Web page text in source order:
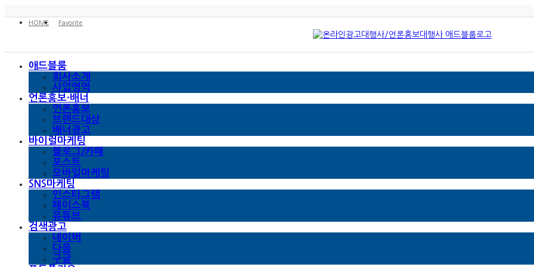
HOME
Favorite
애드블룸
회사소개
사업영역
언론홍보·배너
언론홍보
브랜드대상
배너광고
바이럴마케팅
블로그/카페
포스트
모바일마케팅
SNS마케팅
인스타그램
페이스북
유튜브
검색광고
네이버
다음
구글